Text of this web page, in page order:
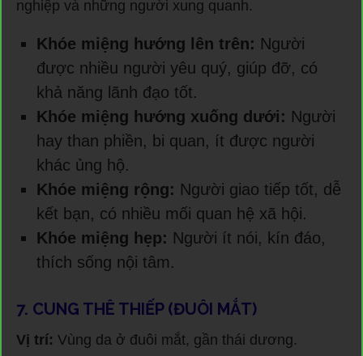
nghiệp và những người xung quanh.
Khóe miệng hướng lên trên: Người
được nhiều người yêu quý, giúp đỡ, có
khả năng lãnh đạo tốt.
Khóe miệng hướng xuống dưới: Người
hay than phiền, bi quan, ít được người
khác ủng hộ.
Khóe miệng rộng: Người giao tiếp tốt, dễ
kết bạn, có nhiều mối quan hệ xã hội.
Khóe miệng hẹp: Người ít nói, kín đáo,
thích sống nội tâm.
7. CUNG THÊ THIẾP (ĐUÔI MẮT)
Vị trí: Vùng da ở đuôi mắt, gần thái dương.